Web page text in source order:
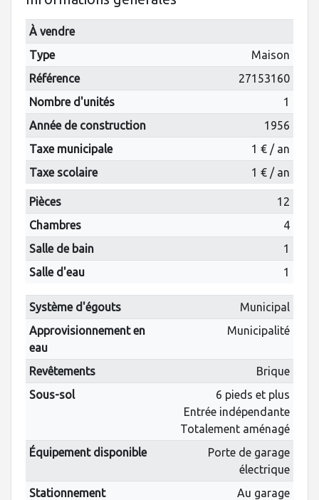
À vendre
Type
Maison
Référence
27153160
Nombre d'unités
1
Année de construction
1956
Taxe municipale
1 € / an
Taxe scolaire
1 € / an
Pièces
12
Chambres
4
Salle de bain
1
Salle d'eau
1
Système d'égouts
Municipal
Approvisionnement en
eau
Municipalité
Revêtements
Brique
Sous-sol
6 pieds et plus
Entrée indépendante
Totalement aménagé
Équipement disponible
Porte de garage
électrique
Stationnement
Au garage